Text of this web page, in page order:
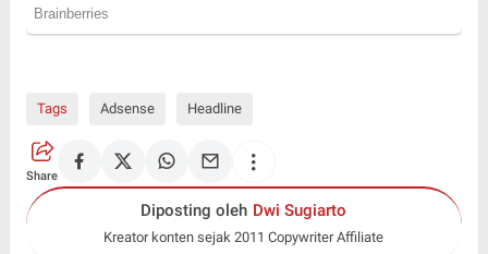
Tags Adsense Headline
Share
Diposting oleh Dwi Sugiarto
Kreator konten sejak 2011 Copywriter Affiliate